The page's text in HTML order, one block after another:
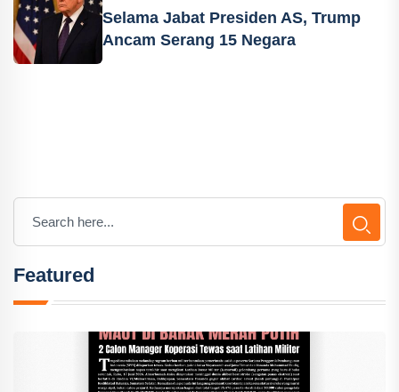
Selama Jabat Presiden AS, Trump
Ancam Serang 15 Negara
Featured